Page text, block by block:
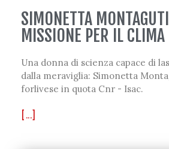
SIMONETTA
MISSIONE PER IL CLIMA
Una donna di scienza capace di
dalla meraviglia: Simonetta
forlivese in quota Cnr - Isac.
[...]